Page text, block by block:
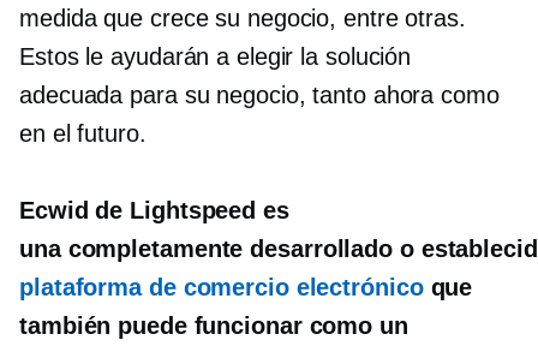
medida que crece su negocio, entre otras.
Estos le ayudarán a elegir la solución
adecuada para su negocio, tanto ahora como
en el futuro.
Ecwid de Lightspeed es
una completamente desarrollado o
plataforma de comercio electrónicoque
también puede funcionar como un